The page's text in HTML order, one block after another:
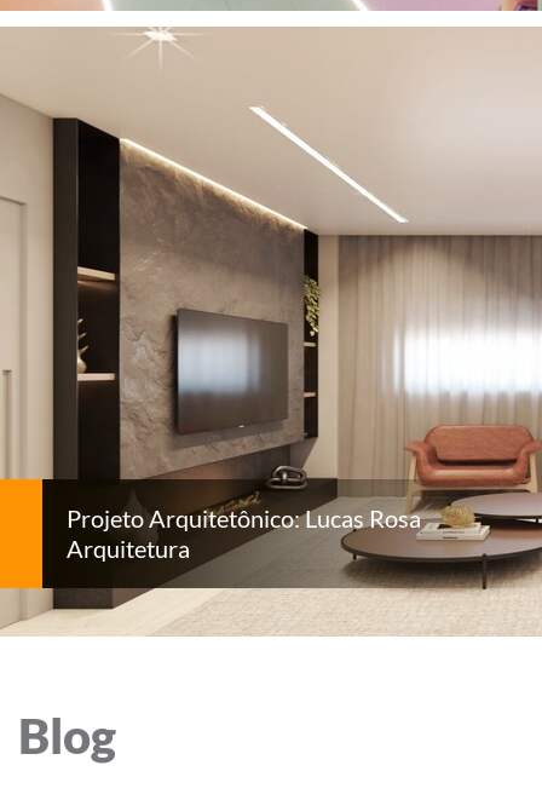
Projeto Arquitetônico: Lucas Rosa
Arquitetura
Blog